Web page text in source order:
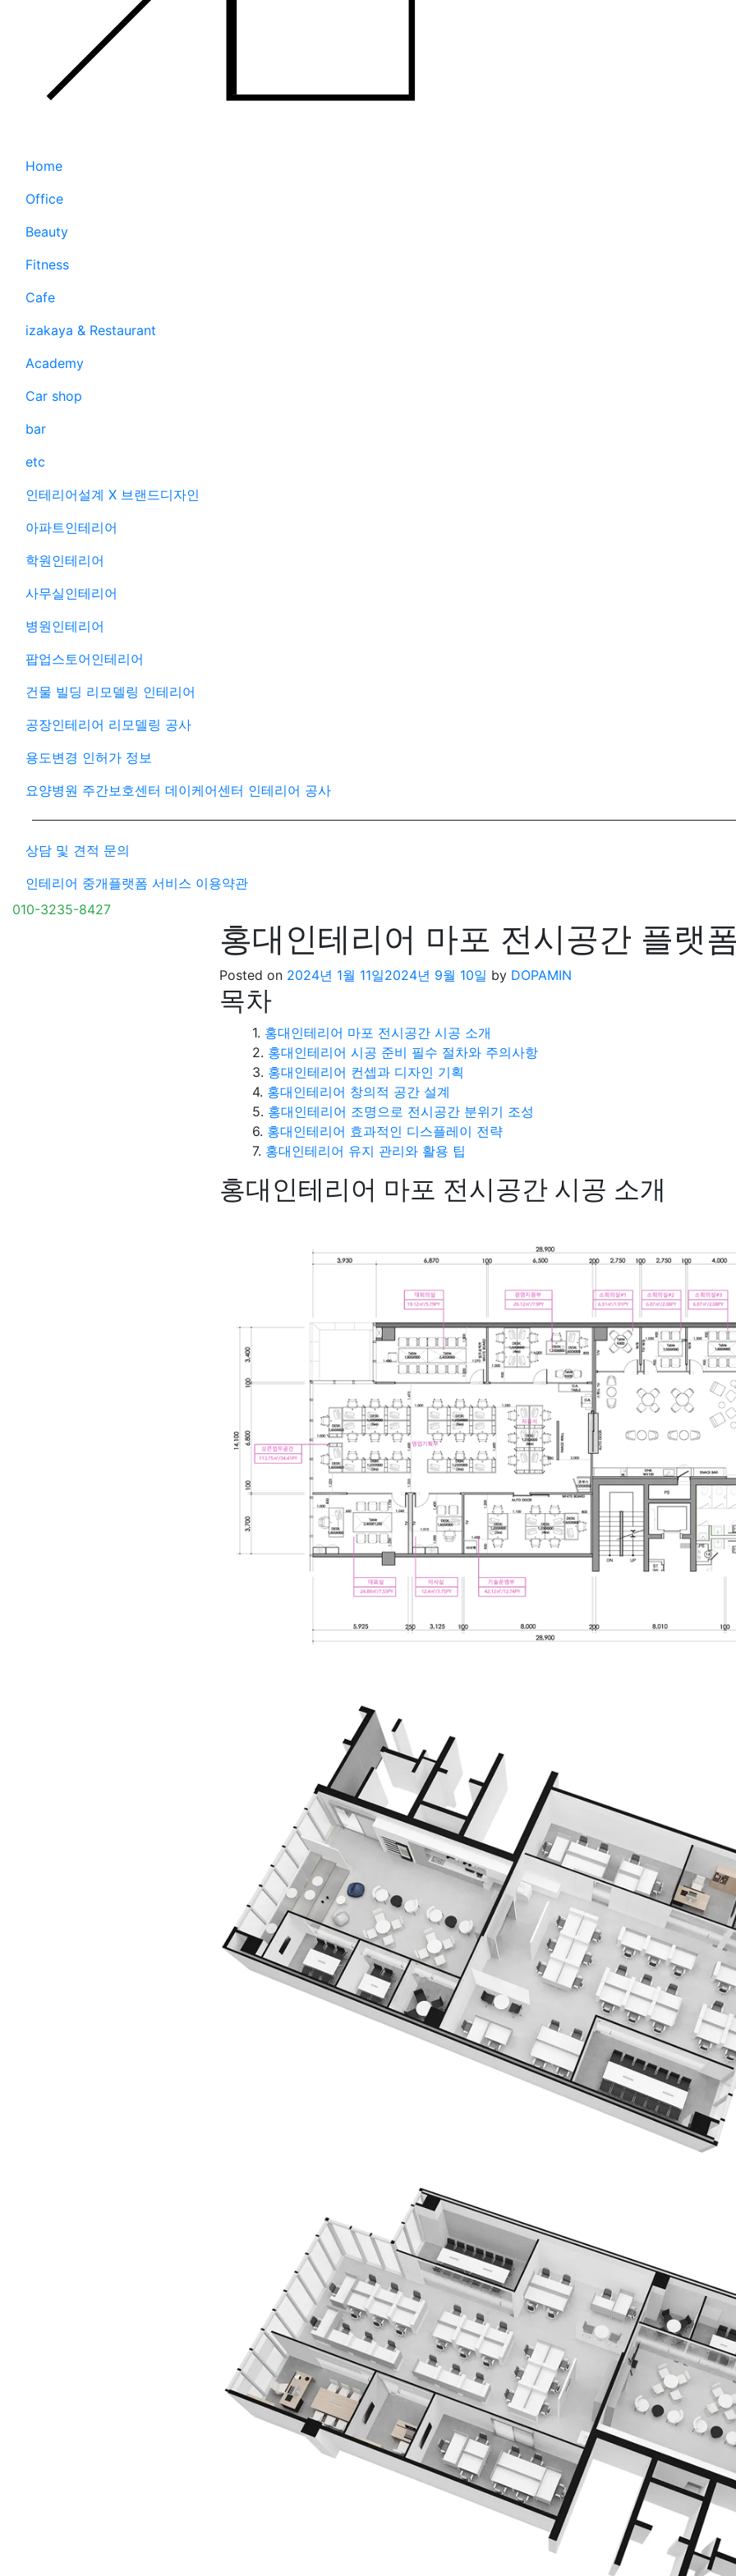
Home
Office
Beauty
Fitness
Cafe
izakaya & Restaurant
Academy
Car shop
bar
etc
인테리어설계 X 브랜드디자인
아파트인테리어
학원인테리어
사무실인테리어
병원인테리어
팝업스토어인테리어
건물 빌딩 리모델링 인테리어
공장인테리어 리모델링 공사
용도변경 인허가 정보
요양병원 주간보호센터 데이케어센터 인테리어 공사
상담 및 견적 문의
인테리어 중개플랫폼 서비스 이용약관
010-3235-8427
홍대인테리어 마포 전시공간 플랫
Posted on 2024년 1월 11일2024년 9월 10일 by DOPAMIN
목차
홍대인테리어 마포 전시공간 시공 소개
홍대인테리어 시공 준비 필수 절차와 주의사항
홍대인테리어 컨셉과 디자인 기획
홍대인테리어 창의적 공간 설계
홍대인테리어 조명으로 전시공간 분위기 조성
홍대인테리어 효과적인 디스플레이 전략
홍대인테리어 유지 관리와 활용 팁
홍대인테리어 마포 전시공간 시공 소개